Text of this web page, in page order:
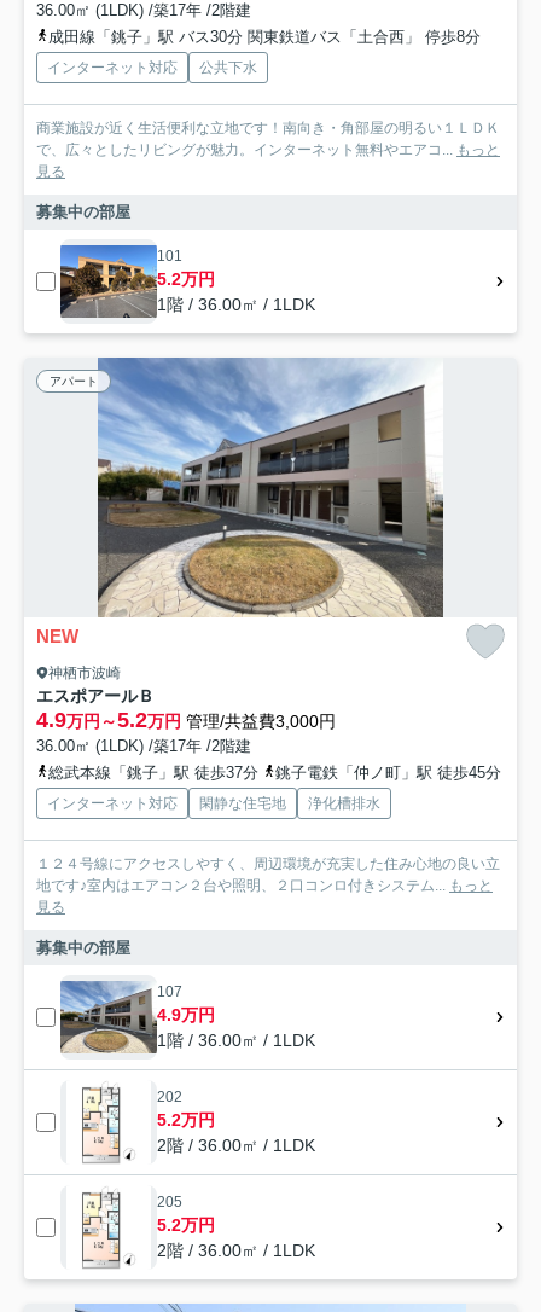
36.00㎡ (1LDK) /築17年 /2階建
成田線「銚子」駅 バス30分 関東鉄道バス「土合西」 停歩8分
インターネット対応 公共下水
商業施設が近く生活便利な立地です！南向き・角部屋の明るい１ＬＤＫ
で、広々としたリビングが魅力。インターネット無料やエアコ... もっと
見る
募集中の部屋
101
5.2万円
1階 / 36.00㎡ / 1LDK
アパート
NEW
神栖市波崎
エスポアールＢ
4.9万円～5.2万円 管理/共益費3,000円
36.00㎡ (1LDK) /築17年 /2階建
総武本線「銚子」駅 徒歩37分
銚子電鉄「仲ノ町」駅 徒歩45分
インターネット対応 閑静な住宅地 浄化槽排水
１２４号線にアクセスしやすく、周辺環境が充実した住み心地の良い立
地です♪室内はエアコン２台や照明、２口コンロ付きシステム... もっと
見る
募集中の部屋
107
4.9万円
1階 / 36.00㎡ / 1LDK
202
5.2万円
2階 / 36.00㎡ / 1LDK
205
5.2万円
2階 / 36.00㎡ / 1LDK